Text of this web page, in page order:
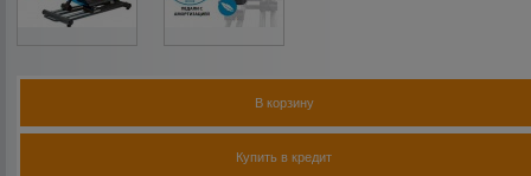
В корзину
Купить в кредит